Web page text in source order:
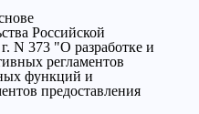
Российской
N 373 "О разработке и
регламентов
функций и
предоставления